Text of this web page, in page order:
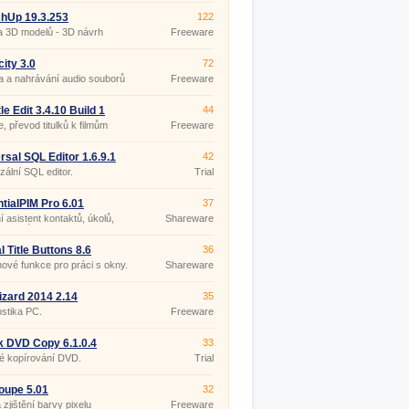
19.3.253
3D modelů - 3D návrh
122
Freeware
3.0
a nahrávání audio souborů
72
Freeware
Edit 3.4.10 Build 1
převod titulků k filmům
44
Freeware
SQL Editor 1.6.9.1
SQL editor.
42
Trial
Pro 6.01
asistent kontaktů, úkolů,
37
Shareware
Title Buttons 8.6
funkce pro práci s okny.
36
Shareware
2014 2.14
PC.
35
Freeware
DVD Copy 6.1.0.4
kopírování DVD.
33
Trial
5.01
zjištění barvy pixelu
32
Freeware